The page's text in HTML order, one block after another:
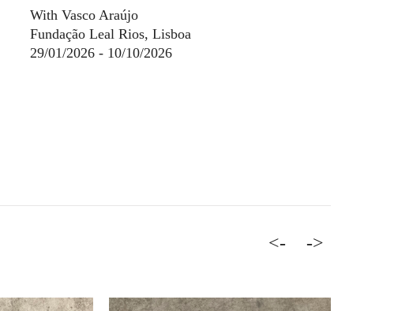
With Vasco Araújo
Fundação Leal Rios, Lisboa
29/01/2026 - 10/10/2026
<- ->